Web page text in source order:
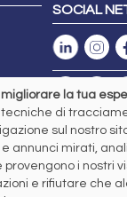
SOCIAL
versato
la tua
di
sul nostro
annunci mirati,
i nostri
e rifiutare che